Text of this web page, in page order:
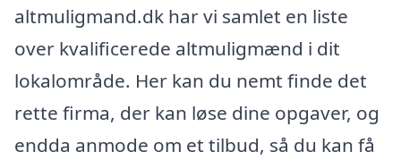
altmuligmand.dk har vi samlet en liste
over kvalificerede altmuligmænd i dit
lokalområde. Her kan du nemt finde det
rette firma, der kan løse dine opgaver, og
endda anmode om et tilbud, så du kan få